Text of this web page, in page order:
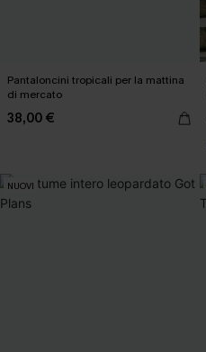
Pantaloncini tropicali per la mattina
di mercato
38,00 €
NUOVI